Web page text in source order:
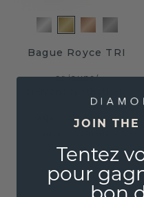
Bague Royce TRI
or jaune/
996,- €1 245,- €
JOIN THE
Tentez
pour